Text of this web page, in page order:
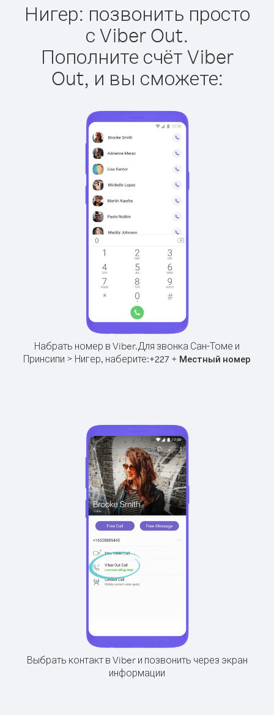
Нигер: позвонить просто
с Viber Out.
Пополните счёт Viber
Out, и вы сможете:
Набрать номер в Viber.Для звонка Сан-Томе и
Принсипи > Нигер, наберите:+227 + Местный номер
Выбрать контакт в Viber и позвонить через экран
информации